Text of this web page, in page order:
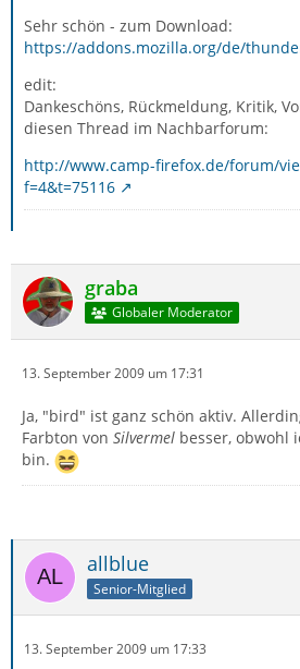
Sehr schön - zum Download:
https://addons.mozilla.org/de/
edit:
Dankeschöns, Rückmeldung, Kritik,
diesen Thread im Nachbarforum:
http://www.camp-firefox.de/forum/
f=4&t=75116
graba
Globaler Moderator
13. September 2009 um 17:31
Ja, "bird" ist ganz schön aktiv.
Farbton von Silvermel besser, obwohl
bin.
allblue
Senior-Mitglied
13. September 2009 um 17:33